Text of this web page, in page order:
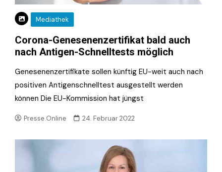
Mediathek
Corona-Genesenenzertifikat bald auch
nach Antigen-Schnelltests möglich
Genesenenzertifikate sollen künftig EU-weit auch nach
positiven Antigenschnelltest ausgestellt werden
können Die EU-Kommission hat jüngst
Presse.Online 24. Februar 2022